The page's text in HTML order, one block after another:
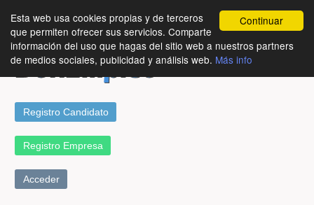
Continuar
Esta web usa cookies propias y de terceros
que permiten ofrecer sus servicios. Comparte
información del uso que hagas del sitio web a nuestros partners
de medios sociales, publicidad y análisis web. Más info
Registro Candidato
Registro Empresa
Acceder